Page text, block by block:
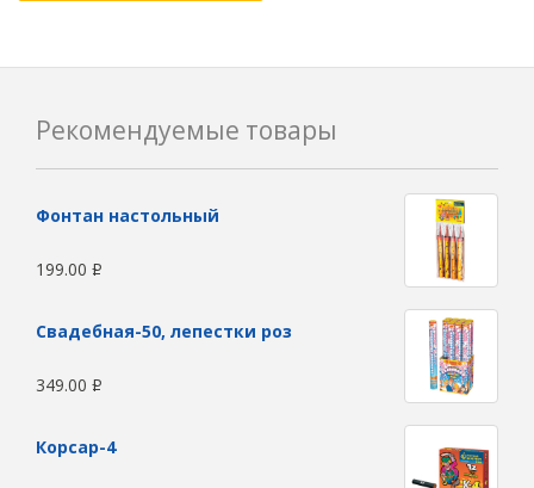
Рекомендуемые товары
Фонтан настольный
199.00 Р
Свадебная-50, лепестки роз
349.00 Р
Корсар-4